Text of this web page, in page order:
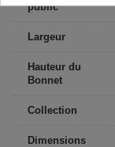
public
Largeur
Hauteur du
Bonnet
Collection
Dimensions